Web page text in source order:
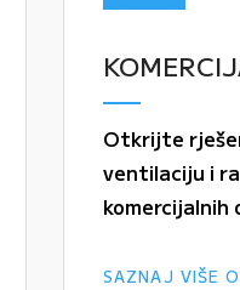
Otkrijte
ventilaciju i
komercijalnih
SAZNAJ VIŠE